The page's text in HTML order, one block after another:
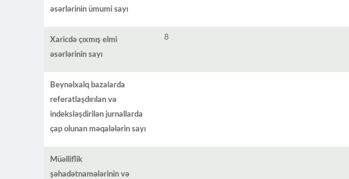
əsərlərinin ümumi sayı
Xaricdə çıxmış elmi
əsərlərinin sayı
8
Beynəlxalq bazalarda
referatlaşdırılan və
indeksləşdirilən jurnallarda
çap olunan məqalələrin sayı
Müəlliflik
şəhadətnamələrinin və